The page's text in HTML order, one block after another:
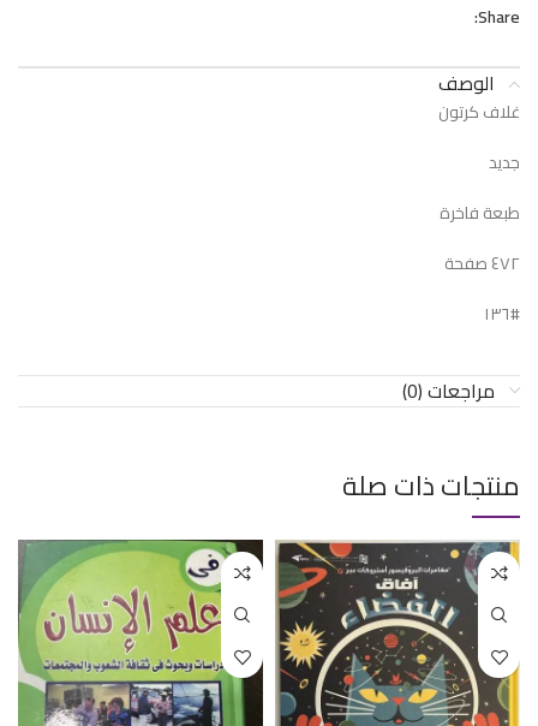
Share:
الوصف
غلاف كرتون
جديد
طبعة فاخرة
٤٧٢ صفحة
#١٣٦
مراجعات (0)
منتجات ذات صلة